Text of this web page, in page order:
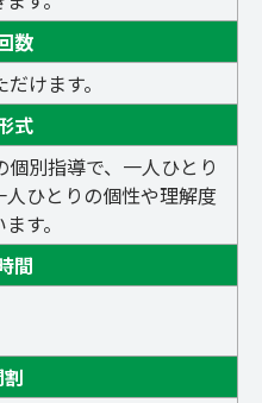
数
けます。
式
個別指導で、一人ひとり
ひとりの個性や理解度
す。
間